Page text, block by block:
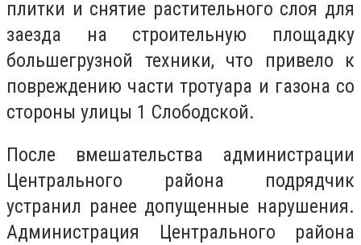
плитки и снятие растительного слоя для
заезда на строительную площадку
большегрузной техники, что привело к
повреждению части тротуара и газона со
стороны улицы 1 Слободской.
После вмешательства администрации
Центрального района подрядчик
устранил ранее допущенные нарушения.
Администрация Центрального района